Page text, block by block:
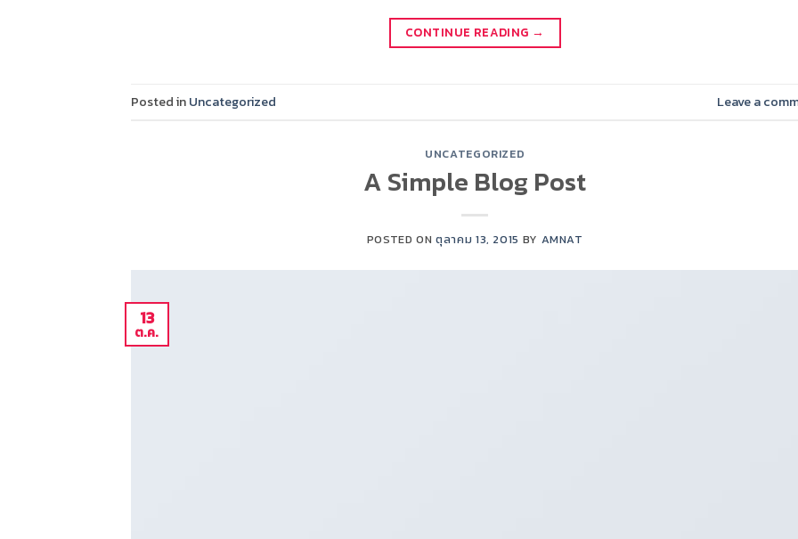
CONTINUE READING →
Posted inUncategorized Leave a
UNCATEGORIZED
A Simple Blog Post
POSTED ONตุลาคม 13, 2015 BY AMNAT
13
ต.ค.